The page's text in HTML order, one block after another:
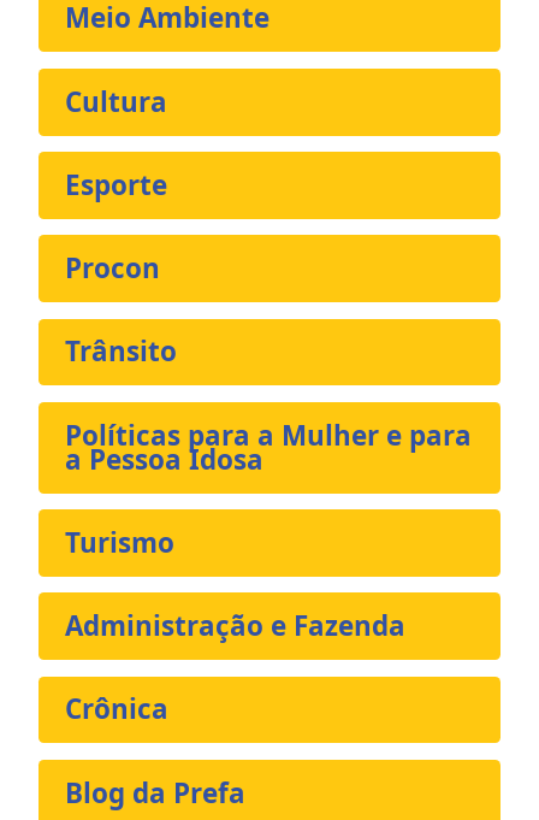
Meio Ambiente
Cultura
Esporte
Procon
Trânsito
Políticas para a Mulher e para
a Pessoa Idosa
Turismo
Administração e Fazenda
Crônica
Blog da Prefa